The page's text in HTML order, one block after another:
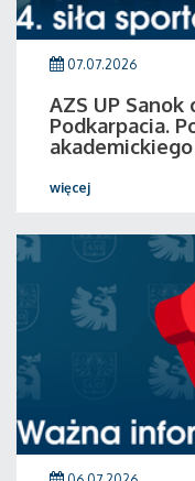
07.07.2026
AZS UP
Podkarpacia.
więcej